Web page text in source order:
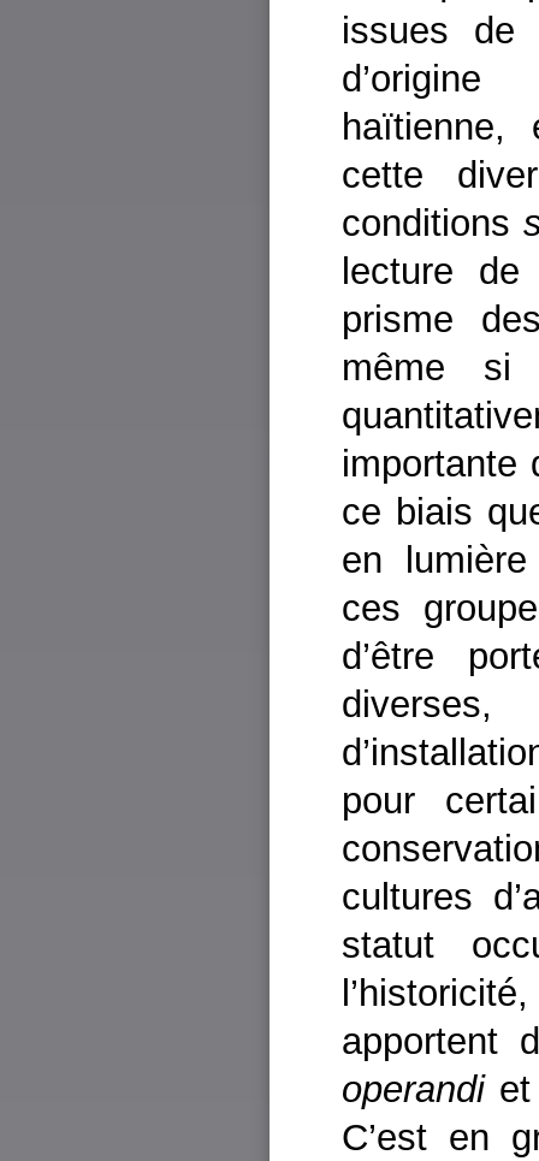
issues de
cette
conditions
lecture
prisme
même si
importante
ce biais
en
ces
d’être
pour
cultures
statut
apportent
operandiet
C’est en